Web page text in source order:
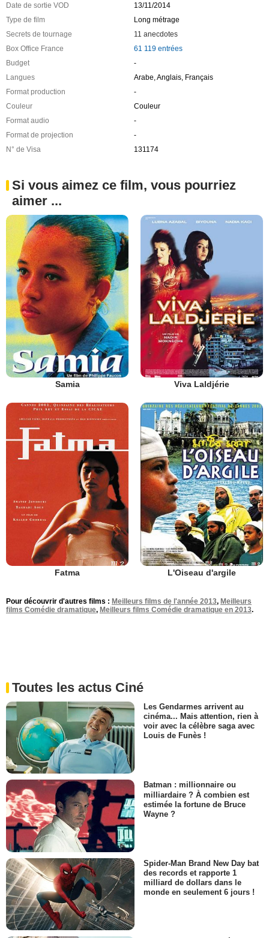
Date de sortie VOD
13/11/2014
Type de film
Long métrage
Secrets de tournage
11 anecdotes
Box Office France
61 119 entrées
Budget
-
Langues
Arabe, Anglais, Français
Format production
-
Couleur
Couleur
Format audio
-
Format de projection
-
N° de Visa
131174
Si vous aimez ce film, vous pourriez
aimer ...
Samia Viva Laldjérie
Fatma L'Oiseau d'argile
Pour découvrir d'autres films : Meilleurs films de l'année 2013, Meilleurs
films Comédie dramatique, Meilleurs films Comédie dramatique en 2013.
Toutes les actus Ciné
Les Gendarmes arrivent au
cinéma... Mais attention, rien à
voir avec la célèbre saga avec
Louis de Funès !
Batman : millionnaire ou
milliardaire ? À combien est
estimée la fortune de Bruce
Wayne ?
Spider-Man Brand New Day bat
des records et rapporte 1
milliard de dollars dans le
monde en seulement 6 jours !